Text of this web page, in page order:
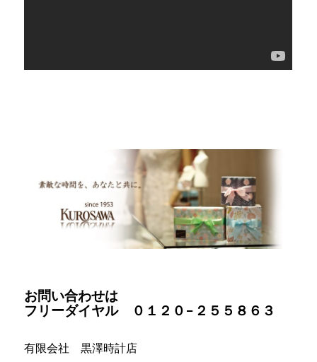
お問い合わせは
フリーダイヤル ０１２０−２５５８６３
有限会社 黒澤時計店